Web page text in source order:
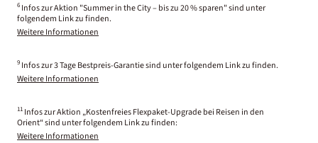
6 Infos zur Aktion "Summer in the City – bis zu 20 % sparen" sind unter
folgendem Link zu finden.
Weitere Informationen
9 Infos zur 3 Tage Bestpreis-Garantie sind unter folgendem Link zu finden.
Weitere Informationen
11 Infos zur Aktion „Kostenfreies Flexpaket-Upgrade bei Reisen in den
Orient“ sind unter folgendem Link zu finden:
Weitere Informationen